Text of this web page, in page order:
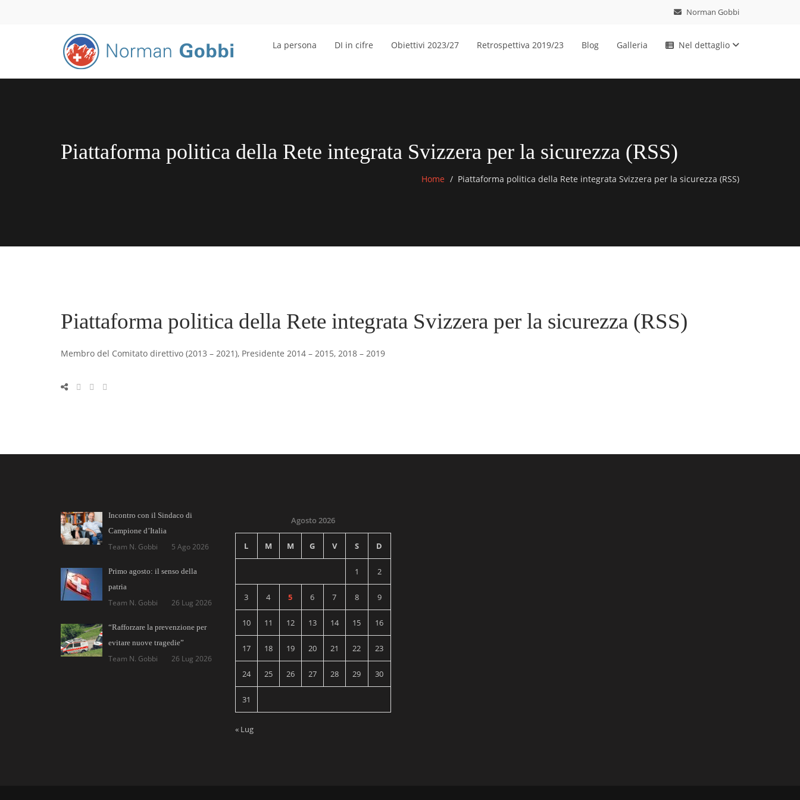
Norman Gobbi
La persona DI in cifre Obiettivi 2023/27 Retrospettiva 2019/23 Blog Galleria Nel dettaglio
Piattaforma politica della Rete integrata Svizzera per la sicurezza (RSS)
Home Piattaforma politica della Rete integrata Svizzera per la sicurezza (RSS)
Piattaforma politica della Rete integrata Svizzera per la sicurezza (RSS)
Membro del Comitato direttivo (2013 – 2021), Presidente 2014 – 2015, 2018 – 2019
Incontro con il Sindaco di
Campione d’Italia
Team N. Gobbi 5 Ago 2026
Primo agosto: il senso della
patria
Team N. Gobbi 26 Lug 2026
“Rafforzare la prevenzione per
evitare nuove tragedie”
Team N. Gobbi 26 Lug 2026
Agosto 2026
L M M G V S D
1 2
3 4 5 6 7 8 9
10 11 12 13 14 15 16
17 18 19 20 21 22 23
24 25 26 27 28 29 30
31
« Lug